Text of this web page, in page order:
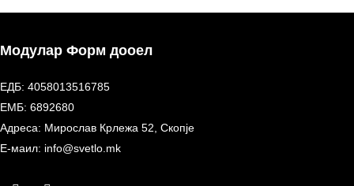
Модулар Форм дооел
ЕДБ: 4058013516785
ЕМБ: 6892680
Адреса: Мирослав Крлежа 52, Скопје
Е-маил: info@svetlo.mk